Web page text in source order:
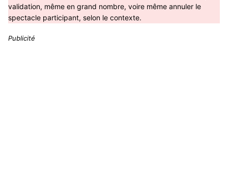
validation, même en grand nombre, voire même annuler le
spectacle participant, selon le contexte.
Publicité